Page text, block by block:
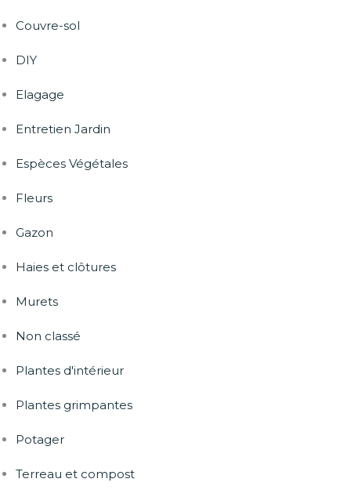
Couvre-sol
DIY
Elagage
Entretien Jardin
Espèces Végétales
Fleurs
Gazon
Haies et clôtures
Murets
Non classé
Plantes d'intérieur
Plantes grimpantes
Potager
Terreau et compost